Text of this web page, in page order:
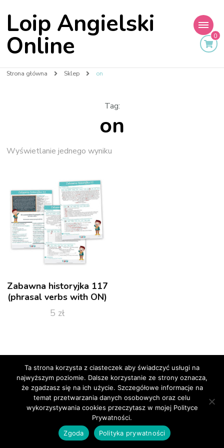
Loip Angielski
Online 0
Strona główna Sklep on
Tag:
on
Wyświetlanie jednego wyniku
Zabawna historyjka 117
(phrasal verbs with ON)
5 zł
© Copyright 2026Loip Angielski Online. All Rights
Reserved.Blossom Coach | Developed ByBlossom
WordPress
Ta strona korzysta z ciasteczek aby świadczyć usługi na
najwyższym poziomie. Dalsze korzystanie ze strony oznacza,
że zgadzasz się na ich użycie. Szczegółowe informacje na
temat przetwarzania danych osobowych oraz celu
wykorzystywania cookies przeczytasz w mojej Polityce
Prywatności.
Zgoda
Polityka prywatności